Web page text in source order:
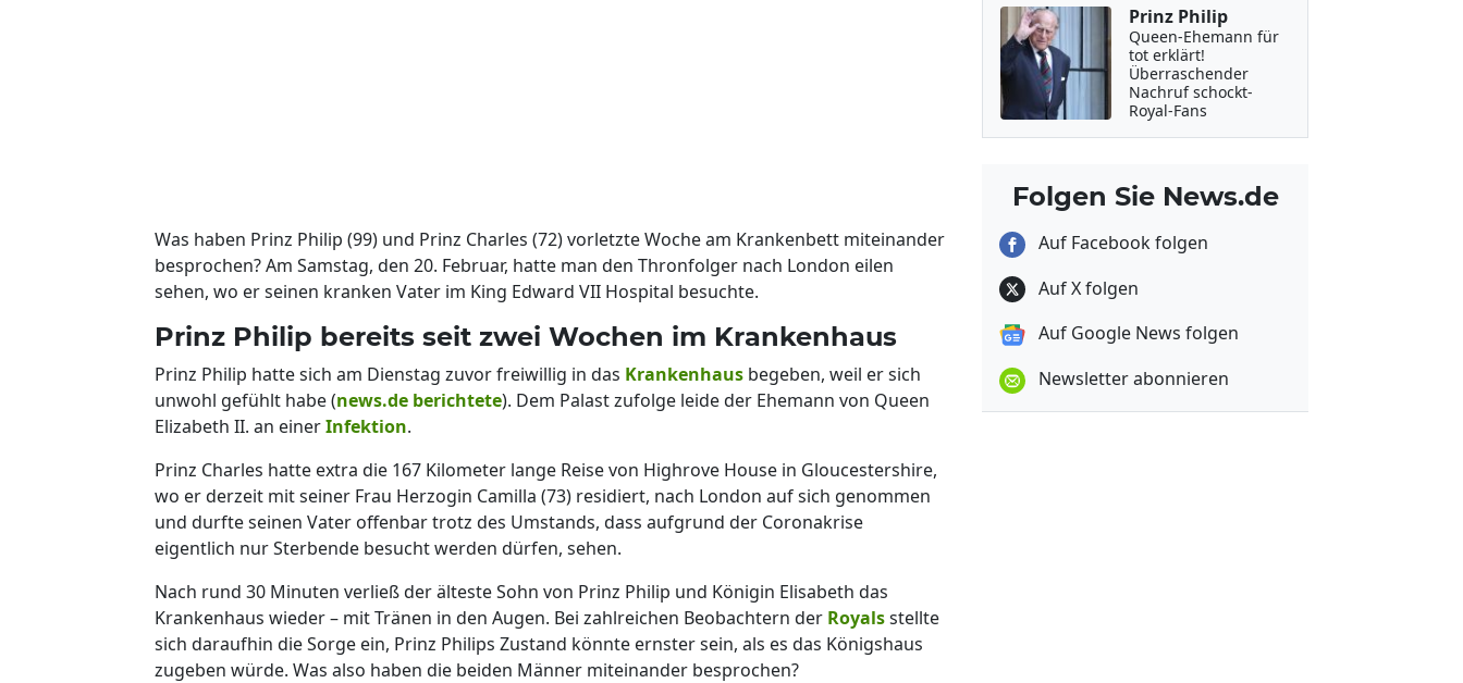
Was haben Prinz Philip (99) und Prinz Charles (72) vorletzte Woche am Krankenbett miteinander
besprochen? Am Samstag, den 20. Februar, hatte man den Thronfolger nach London eilen
sehen, wo er seinen kranken Vater im King Edward VII Hospital besuchte.
Prinz Philip bereits seit zwei Wochen im Krankenhaus
Prinz Philip hatte sich am Dienstag zuvor freiwillig in das Krankenhaus begeben, weil er sich
unwohl gefühlt habe (news.de berichtete). Dem Palast zufolge leide der Ehemann von Queen
Elizabeth II. an einerInfektion.
Prinz Charles hatte extra die 167 Kilometer lange Reise von Highrove House in Gloucestershire,
wo er derzeit mit seiner Frau Herzogin Camilla (73) residiert, nach London auf sich genommen
und durfte seinen Vater offenbar trotz des Umstands, dass aufgrund der Coronakrise
eigentlich nur Sterbende besucht werden dürfen, sehen.
Nach rund 30 Minuten verließ der älteste Sohn von Prinz Philip und Königin Elisabeth das
Krankenhaus wieder – mit Tränen in den Augen. Bei zahlreichen Beobachtern der Royalsstellte
sich daraufhin die Sorge ein, Prinz Philips Zustand könnte ernster sein, als es das Königshaus
zugeben würde. Was also haben die beiden Männer miteinander besprochen?
Prinz Philip
Queen-Ehemann für
tot erklärt!
Überraschender
Nachruf schockt-
Royal-Fans
Folgen Sie News.de
Auf Facebook folgen
Auf X folgen
Auf Google News folgen
Newsletter abonnieren